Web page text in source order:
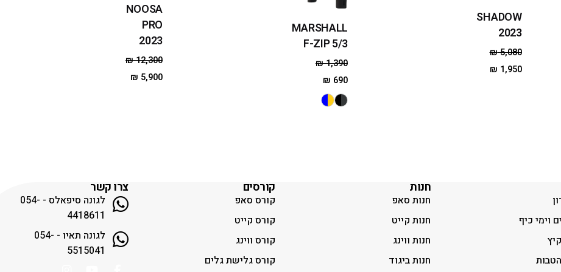
SHADOW
2023
₪5,080
₪ 1,950
MARSHALL
F-ZIP 5/3
₪1,390
₪ 690
NOOSA
PRO
2023
₪12,300
₪ 5,900
צרו קשר
לגונה סיפאלס - 054-
4418611
לגונה תאיו - 054-
5515041
קורסים
קורס סאפ
קורס קייט
קורס ווינג
קורס גלישת גלים
חנות
חנות סאפ
חנות קייט
חנות ווינג
חנות ביגוד
וימי כיף